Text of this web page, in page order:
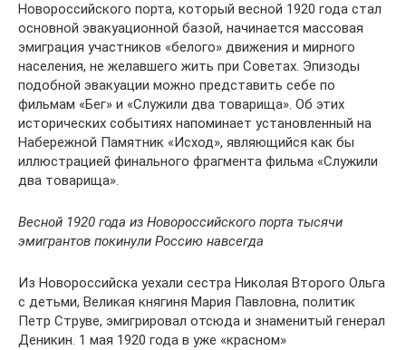
Новороссийского порта, который весной 1920 года стал
основной эвакуационной базой, начинается массовая
эмиграция участников «белого» движения и мирного
населения, не желавшего жить при Советах. Эпизоды
подобной эвакуации можно представить себе по
фильмам «Бег» и «Служили два товарища». Об этих
исторических событиях напоминает установленный на
Набережной Памятник «Исход», являющийся как бы
иллюстрацией финального фрагмента фильма «Служили
два товарища».
Весной 1920 года из Новороссийского порта тысячи
эмигрантов покинули Россию навсегда
Из Новороссийска уехали сестра Николая Второго Ольга
с детьми, Великая княгиня Мария Павловна, политик
Петр Струве, эмигрировал отсюда и знаменитый генерал
Деникин. 1 мая 1920 года в уже «красном»